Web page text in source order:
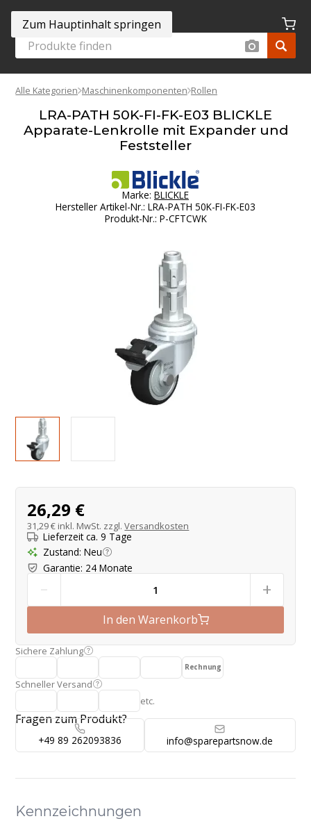
Zum Hauptinhalt springen
Alle Kategorien Maschinenkomponenten Rollen
LRA-PATH 50K-FI-FK-E03 BLICKLE
Apparate-Lenkrolle mit Expander und
Feststeller
Marke: BLICKLE
Hersteller Artikel-Nr.: LRA-PATH 50K-FI-FK-E03
Produkt-Nr.: P-CFTCWK
Produktangebot
26,29 €
31,29 € inkl. MwSt. zzgl.Versandkosten
Lieferzeit ca. 9 Tage
Zustand: Neu
Garantie: 24 Monate
- +
In den Warenkorb
Sichere Zahlung
Rechnung
Schneller Versand
etc.
Fragen zum Produkt?
+49 89 262093836 info@sparepartsnow.de
Kennzeichnungen